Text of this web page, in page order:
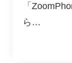
「
ら…